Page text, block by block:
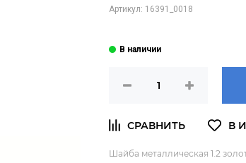
Артикул: 16391_0018
Шайба металлическая 1.2